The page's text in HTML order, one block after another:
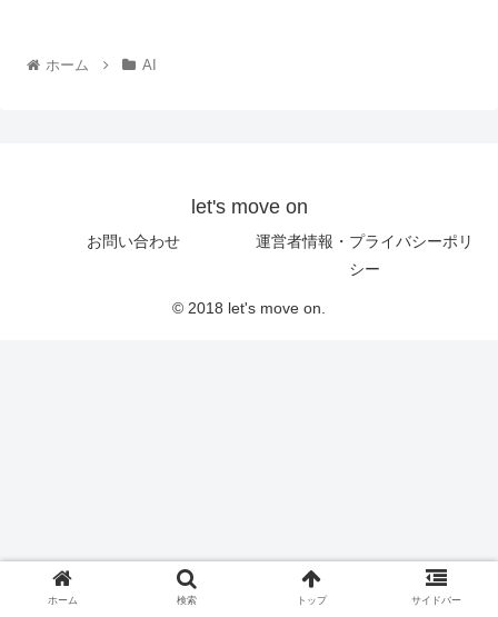
ホーム AI
let's move on
お問い合わせ
運営者情報・プライバシーポリ
シー
© 2018 let's move on.
ホーム 検索 トップ サイドバー